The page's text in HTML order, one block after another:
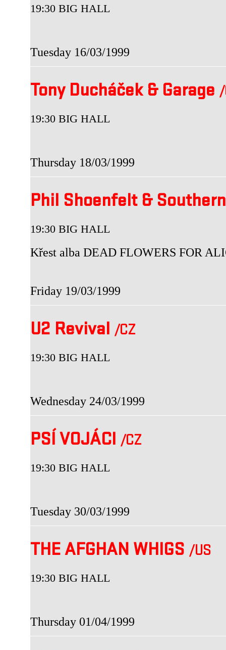
19:30 BIG HALL
Tuesday 16/03/1999
Tony Ducháček & Garage
19:30 BIG HALL
Thursday 18/03/1999
Phil Shoenfelt &
19:30 BIG HALL
Křest alba DEAD FLOWERS FOR
Friday 19/03/1999
U2 Revival /CZ
19:30 BIG HALL
Wednesday 24/03/1999
PSÍ VOJÁCI /CZ
19:30 BIG HALL
Tuesday 30/03/1999
THE AFGHAN WHIGS /US
19:30 BIG HALL
Thursday 01/04/1999